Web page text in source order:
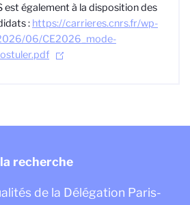
est également à la disposition des
: https://carrieres.cnrs.fr/wp-
06/CE2026_mode-
recherche
de la Délégation Paris-